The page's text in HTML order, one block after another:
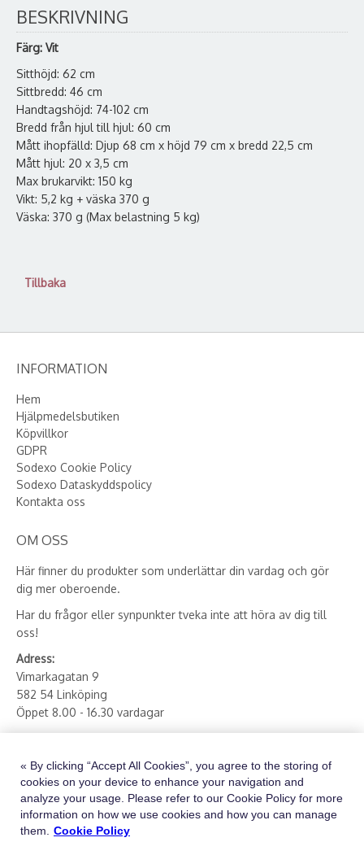
BESKRIVNING
Färg: Vit
Sitthöjd: 62 cm
Sittbredd: 46 cm
Handtagshöjd: 74-102 cm
Bredd från hjul till hjul: 60 cm
Mått ihopfälld: Djup 68 cm x höjd 79 cm x bredd 22,5 cm
Mått hjul: 20 x 3,5 cm
Max brukarvikt: 150 kg
Vikt: 5,2 kg + väska 370 g
Väska: 370 g (Max belastning 5 kg)
Tillbaka
INFORMATION
Hem
Hjälpmedelsbutiken
Köpvillkor
GDPR
Sodexo Cookie Policy
Sodexo Dataskyddspolicy
Kontakta oss
OM OSS
Här finner du produkter som underlättar din vardag och gör
dig mer oberoende.
Har du frågor eller synpunkter tveka inte att höra av dig till
oss!
Adress:
Vimarkagatan 9
582 54 Linköping
Öppet 8.00 - 16.30 vardagar
Besök vår instagram via länken nedan
Hjälpmedelsbutiken Plaza (@hjalpmedelsbutiken_plaza)
Information omGDPR
« By clicking “Accept All Cookies”, you agree to the storing of
cookies on your device to enhance your navigation and
analyze your usage. Please refer to our Cookie Policy for more
information on how we use cookies and how you can manage
them.
Cookie Policy